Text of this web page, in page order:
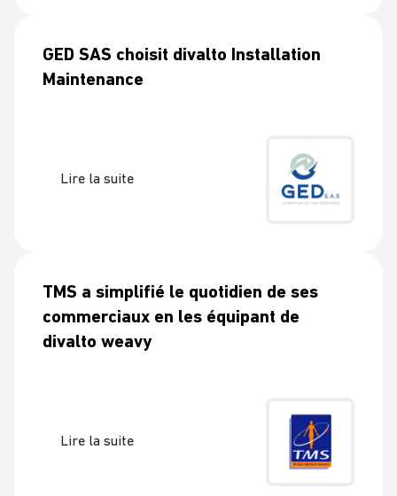
GED SAS choisit divalto Installation
Maintenance
Lire la suite
TMS a simplifié le quotidien de ses
commerciaux en les équipant de
divalto weavy
Lire la suite